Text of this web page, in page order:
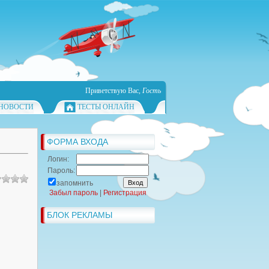
Приветствую Вас, Гость
ТЕСТЫ ОНЛАЙН
ФОРМА ВХОДА
Логин:
Пароль:
запомнить
Забыл пароль
Регистрация
БЛОК РЕКЛАМЫ